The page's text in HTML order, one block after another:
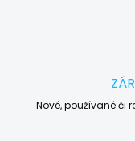
Nové, používané či